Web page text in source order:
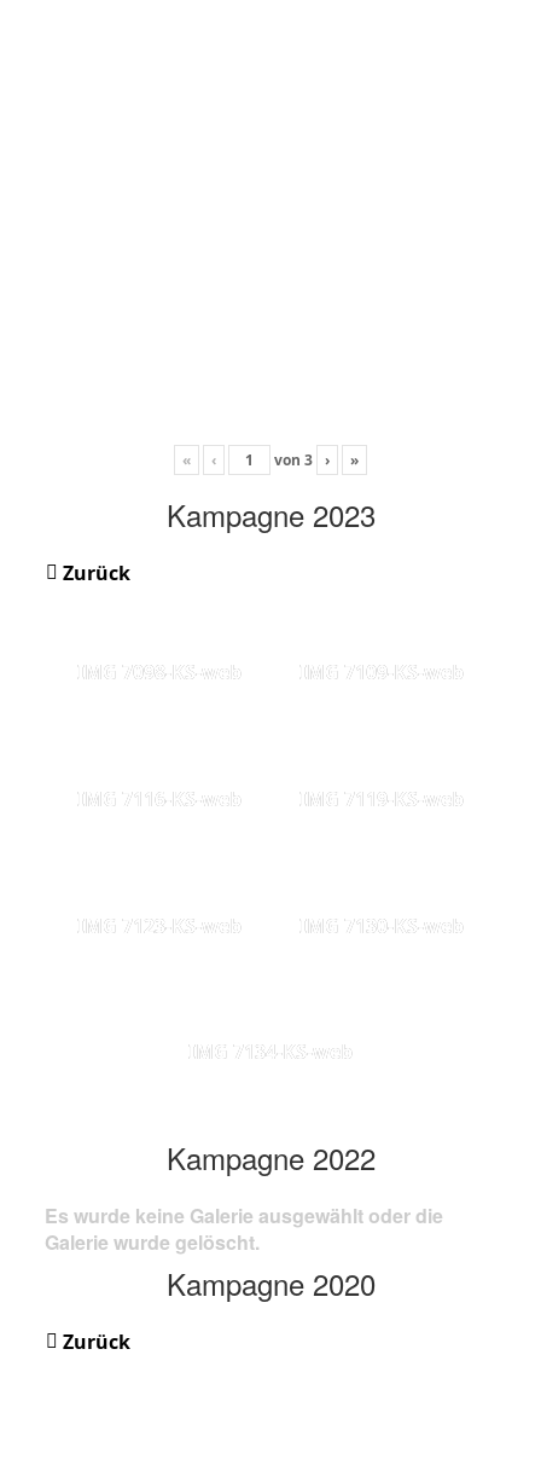
« ‹ von 3 › »
Kampagne 2023
Zurück
IMG 7098-KS-web IMG 7109-KS-web
IMG 7116-KS-web IMG 7119-KS-web
IMG 7123-KS-web IMG 7130-KS-web
IMG 7134-KS-web
Kampagne 2022
Es wurde keine Galerie ausgewählt oder die
Galerie wurde gelöscht.
Kampagne 2020
Zurück